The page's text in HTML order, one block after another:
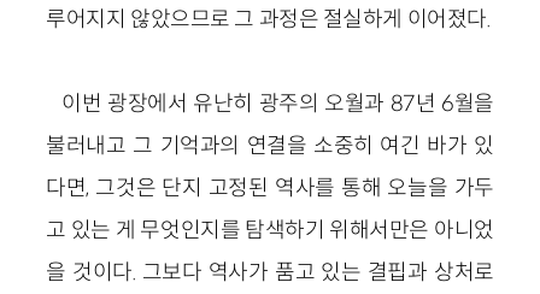
루어지지 않았으므로 그 과정은 절실하게 이어졌다.
이번 광장에서 유난히 광주의 오월과 87년 6월을
불러내고 그 기억과의 연결을 소중히 여긴 바가 있
다면, 그것은 단지 고정된 역사를 통해 오늘을 가두
고 있는 게 무엇인지를 탐색하기 위해서만은 아니었
을 것이다. 그보다 역사가 품고 있는 결핍과 상처로